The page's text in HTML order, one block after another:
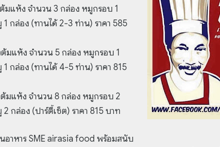
มแห้ง จำนวน 3 กล่อง หมูกรอบ 1
กล่อง (ทานได้ 2-3 ท่าน) ราคา 585
ต้มแห้ง จำนวน 5 กล่อง หมูกรอบ 1
กล่อง (ทานได้ 4-5 ท่าน) ราคา 815
ต้มแห้ง จำนวน 8 กล่อง หมูกรอบ 2
กล่อง (ปาร์ตี้เซ็ต) ราคา 815 บาท
นอาหาร SME airasia food พร้อมสนับ